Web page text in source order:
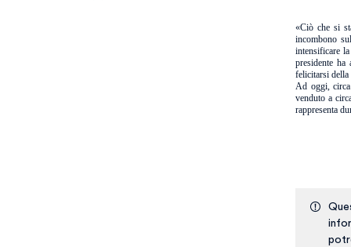
«Ciò che si
incombono
intensificare
presidente
felicitarsi
Ad oggi,
venduto a
rappresenta